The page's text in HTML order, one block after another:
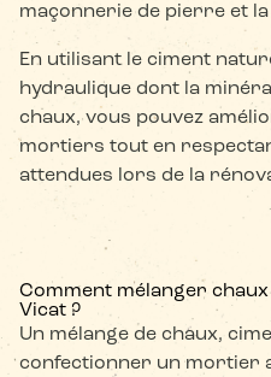
maçonnerie de pierre et la
En utilisant le ciment
hydraulique dont la
chaux, vous pouvez
mortiers tout en
attendues lors de la
Comment mélanger
Vicat ?
Un mélange de chaux,
confectionner un mortier